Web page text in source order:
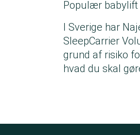
Populær babylift
I Sverige har
SleepCarrier
grund af risiko
hvad du skal